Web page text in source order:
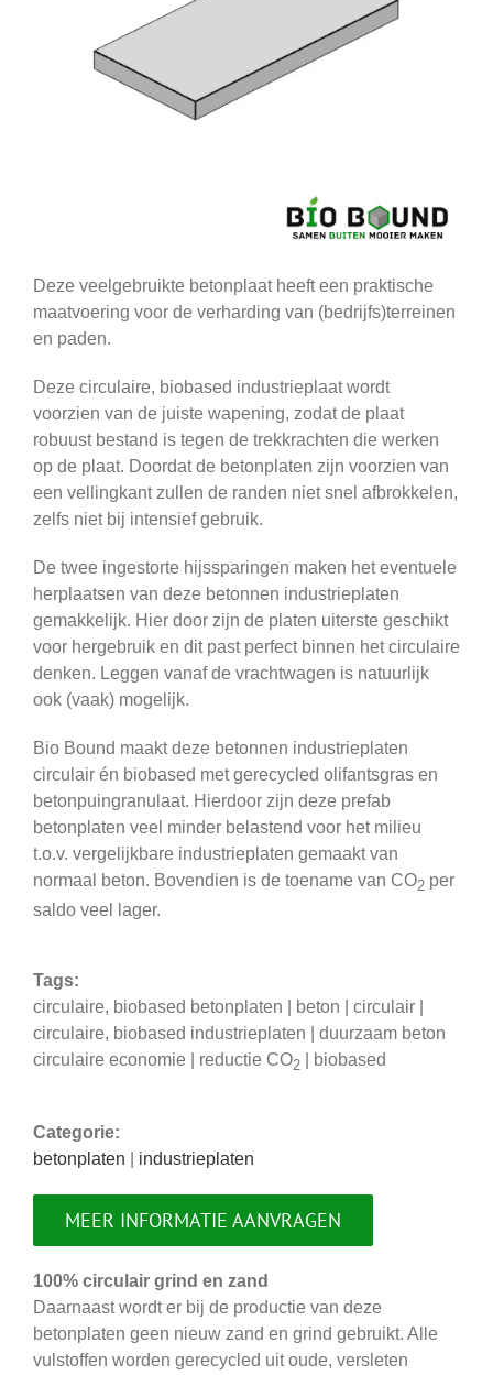
Deze veelgebruikte betonplaat heeft een praktische
maatvoering voor de verharding van (bedrijfs)terreinen
en paden.
Deze circulaire, biobased industrieplaat wordt
voorzien van de juiste wapening, zodat de plaat
robuust bestand is tegen de trekkrachten die werken
op de plaat. Doordat de betonplaten zijn voorzien van
een vellingkant zullen de randen niet snel afbrokkelen,
zelfs niet bij intensief gebruik.
De twee ingestorte hijssparingen maken het eventuele
herplaatsen van deze betonnen industrieplaten
gemakkelijk. Hier door zijn de platen uiterste geschikt
voor hergebruik en dit past perfect binnen het circulaire
denken. Leggen vanaf de vrachtwagen is natuurlijk
ook (vaak) mogelijk.
Bio Bound maakt deze betonnen industrieplaten
circulair én biobased met gerecycled olifantsgras en
betonpuingranulaat. Hierdoor zijn deze prefab
betonplaten veel minder belastend voor het milieu
t.o.v. vergelijkbare industrieplaten gemaakt van
normaal beton. Bovendien is de toename van CO2 per
saldo veel lager.
Tags:
circulaire, biobased betonplaten | beton | circulair |
circulaire, biobased industrieplaten | duurzaam beton
circulaire economie | reductie CO2 | biobased
Categorie:
betonplaten
industrieplaten
MEER INFORMATIE AANVRAGEN
100% circulair grind en zand
Daarnaast wordt er bij de productie van deze
betonplaten geen nieuw zand en grind gebruikt. Alle
vulstoffen worden gerecycled uit oude, versleten